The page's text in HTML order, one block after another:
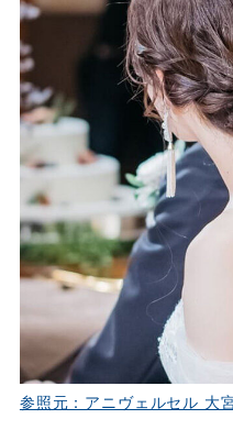
参照元：アニヴェルセル 大